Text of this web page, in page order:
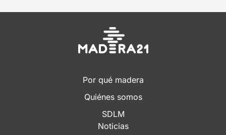
Por qué madera
Quiénes somos
SDLM
Noticias